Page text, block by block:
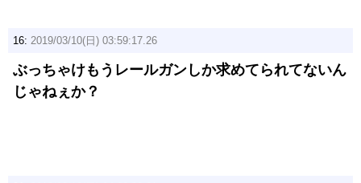
16: 2019/03/10(日) 03:59:17.26
ぶっちゃけもうレールガンしか求めてられてないん
じゃねぇか？